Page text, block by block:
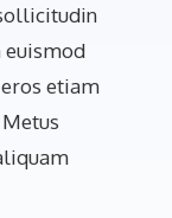
etiam